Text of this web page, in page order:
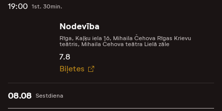
19:00 1st. 30min.
Nodevība
Rīga, Kaļķu iela 16, Mihaila Čehova Rīgas Krievu
teātris, Mihaila Čehova teātra Lielā zāle
7.8
Biļetes
Sestdiena
08.08